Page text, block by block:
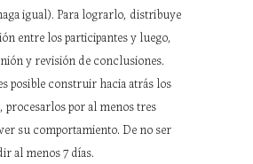
igual). Para lograrlo, distribuye
entre los participantes y luego,
y revisión de conclusiones.
posible construir hacia atrás los
procesarlos por al menos tres
su comportamiento. De no ser
al menos 7 días.